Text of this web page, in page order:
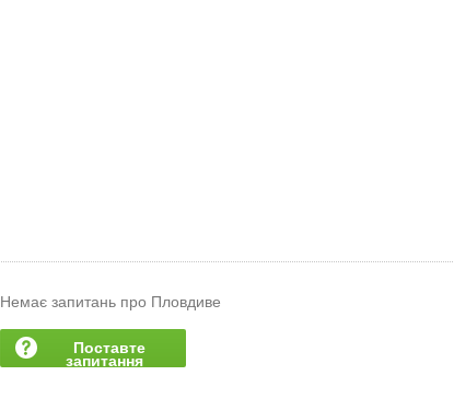
Немає запитань про Пловдиве
Поставте
запитання